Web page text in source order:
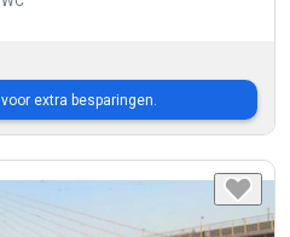
voor extra besparingen.